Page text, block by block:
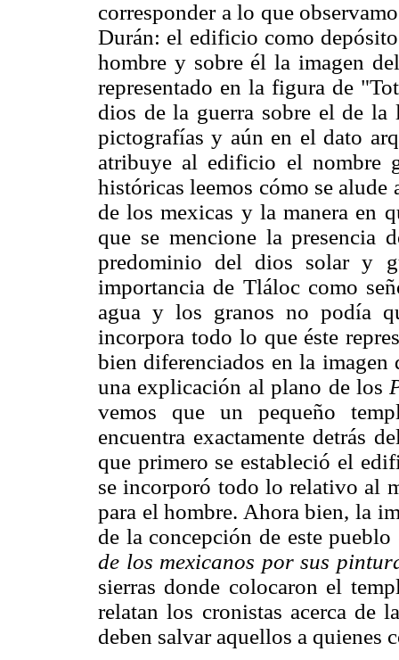
corresponder a lo que
Durán: el edificio como
hombre y sobre él la imagen
representado en la figura de
dios de la guerra sobre el de la
pictografías y aún en el dato
atribuye al edificio el nombre
históricas leemos cómo se
de los mexicas y la manera en
que se mencione la presencia
predominio del dios solar y
importancia de Tláloc como
agua y los granos no podía
incorpora todo lo que éste
bien diferenciados en la
una explicación al plano de los
vemos que un pequeño
encuentra exactamente detrás
que primero se estableció el
se incorporó todo lo relativo al
para el hombre. Ahora bien, la
de la concepción de este
de los mexicanos por sus
sierras donde colocaron el
relatan los cronistas acerca de
deben salvar aquellos a quienes